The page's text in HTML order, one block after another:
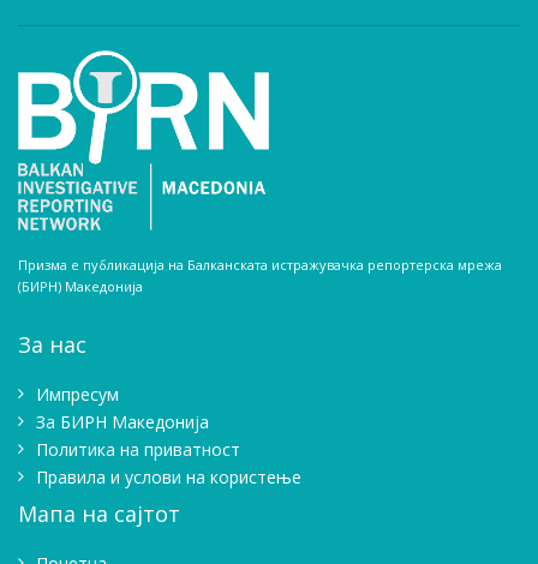
Призма е публикација на Балканската истражувачка репортерска мрежа
(БИРН) Македонија
За нас
Импресум
Зa БИРН Македонија
Политика на приватност
Правила и услови на користење
Мапа на сајтот